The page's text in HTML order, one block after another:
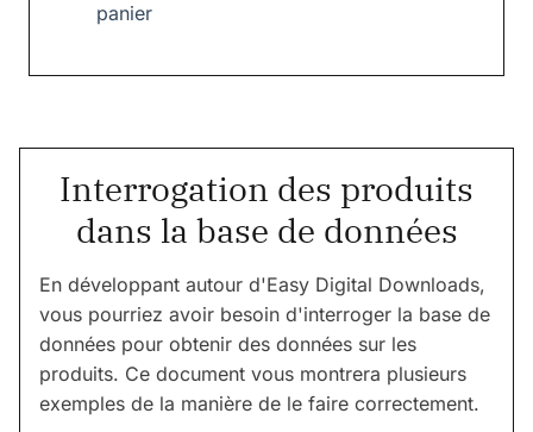
panier
Interrogation des produits
dans la base de données
En développant autour d'Easy Digital Downloads,
vous pourriez avoir besoin d'interroger la base de
données pour obtenir des données sur les
produits. Ce document vous montrera plusieurs
exemples de la manière de le faire correctement.